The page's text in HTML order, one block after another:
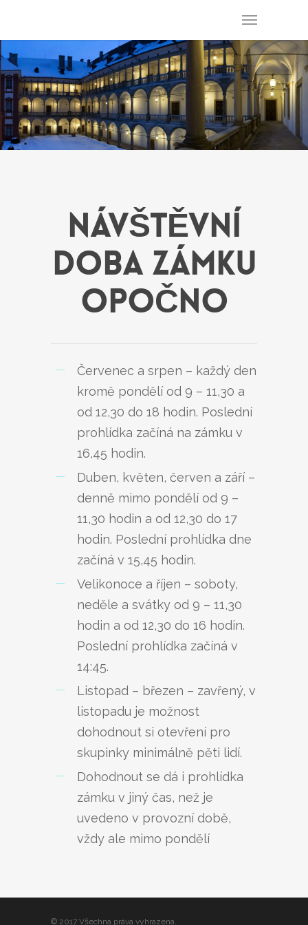
NÁVŠTĚVNÍ
DOBA ZÁMKU
OPOČNO
Červenec a srpen – každý den
kromě pondělí od 9 – 11,30 a
od 12,30 do 18 hodin. Poslední
prohlídka začíná na zámku v
16,45 hodin.
Duben, květen, červen a září –
denně mimo pondělí od 9 –
11,30 hodin a od 12,30 do 17
hodin. Poslední prohlídka dne
začíná v 15,45 hodin.
Velikonoce a říjen – soboty,
neděle a svátky od 9 – 11,30
hodin a od 12,30 do 16 hodin.
Poslední prohlídka začíná v
14:45.
Listopad – březen – zavřený, v
listopadu je možnost
dohodnout si otevření pro
skupinky minimálně pěti lidí.
Dohodnout se dá i prohlídka
zámku v jiný čas, než je
uvedeno v provozní době,
vždy ale mimo pondělí
© 2017 Všechna práva vyhrazena.